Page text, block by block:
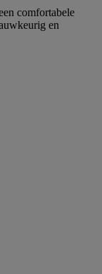
comfortabele
en